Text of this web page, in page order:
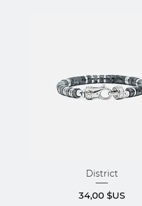
Aperçu rapide
District
Prix
34,00 $US